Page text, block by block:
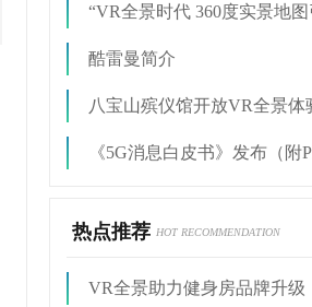
“VR全景时代 360度实景地
酷雷曼简介
八宝山殡仪馆开放VR全景体
《5G消息白皮书》发布（附
热点推荐 HOT RECOMMENDATION